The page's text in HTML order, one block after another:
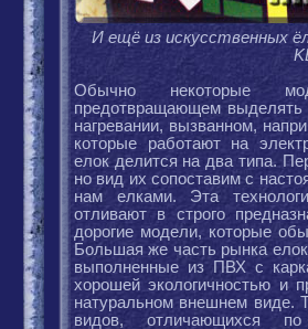
И ещё из искусственных
Обычно некоторые
предотвращающем выделять
нагревании, вызванном,
которые работают на
елок делится на два типа.
но вид их сопоставим с
нам елками. Эта
отливают в строго
дорогие модели, которые
Большая же часть рынка
выполненные из ПВХ с
хорошей экологичностью и
натуральном внешнем виде.
видов, отличающихся